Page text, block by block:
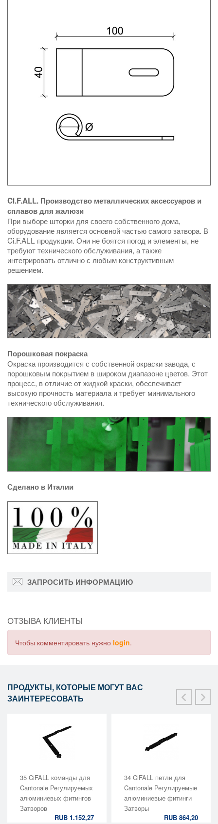
Ci.F.ALL. Производство металлических аксессуаров и
сплавов для жалюзи
При выборе шторки для своего собственного дома,
оборудование является основной частью самого затвора. В
Ci.F.ALL продукции. Они не боятся погод и элементы, не
требуют технического обслуживания, а также
интегрировать отлично с любым конструктивным
решением.
Порошковая покраска
Окраска производится с собственной окраски завода, с
порошковым покрытием в широком диапазоне цветов. Этот
процесс, в отличие от жидкой краски, обеспечивает
высокую прочность материала и требует минимального
технического обслуживания.
Сделано в Италии
ЗАПРОСИТЬ ИНФОРМАЦИЮ
ОТЗЫВА КЛИЕНТЫ
Чтобы комментировать нужно login.
ПРОДУКТЫ, КОТОРЫЕ МОГУТ ВАС
ЗАИНТЕРЕСОВАТЬ
35 CiFALL команды для
Cantonale Регулируемых
алюминиевых фитингов
Затворов
RUB 1.152,27
34 CiFALL петли для
Cantonale Регулируемые
алюминиевые фитинги
Затворы
RUB 864,20